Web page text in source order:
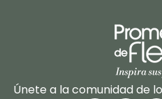
Únete a la comunidad de